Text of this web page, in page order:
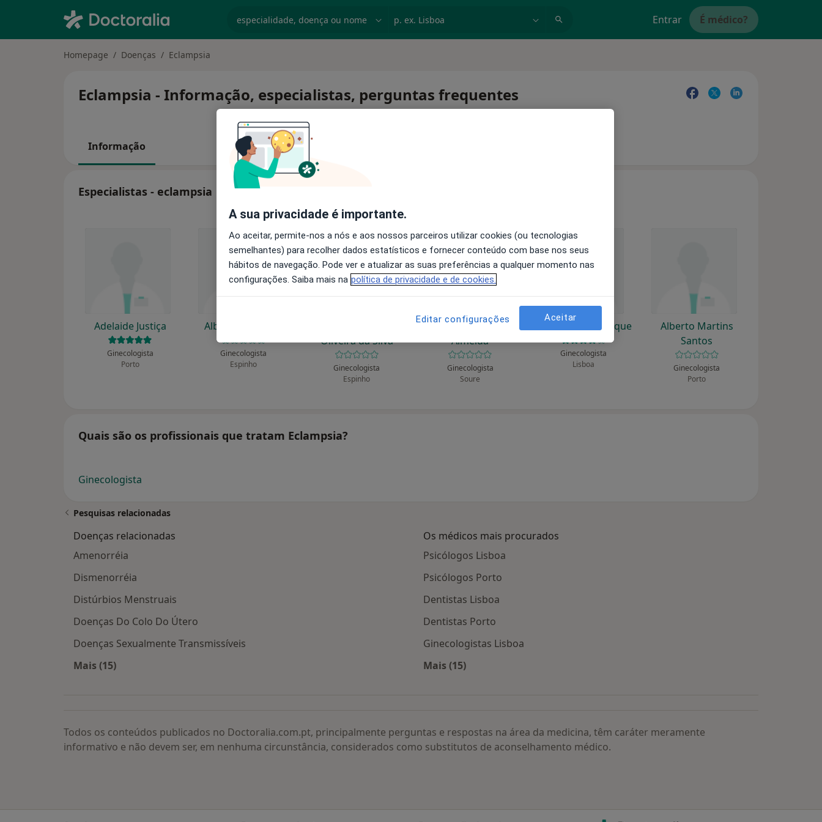
Entrar É médico?
Homepage Doenças Eclampsia
Eclampsia - Informação, especialistas, perguntas frequentes
Informação
Especialistas - eclampsia
Adelaide Justiça
Ginecologista
Porto
Alberto Custódio
Ginecologista
Espinho
Oliveira da Silva
Ginecologista
Espinho
Alberto J A Tomás
Almeida
Ginecologista
Soure
Alberto M S Fradique
Ginecologista
Lisboa
Alberto Martins
Santos
Ginecologista
Porto
Quais são os profissionais que tratam Eclampsia?
Ginecologista
Pesquisas relacionadas
Doenças relacionadas
Amenorréia
Dismenorréia
Distúrbios Menstruais
Doenças Do Colo Do Útero
Doenças Sexualmente Transmissíveis
Mais (15)
Os médicos mais procurados
Psicólogos Lisboa
Psicólogos Porto
Dentistas Lisboa
Dentistas Porto
Ginecologistas Lisboa
Mais (15)
Todos os conteúdos publicados no Doctoralia.com.pt, principalmente perguntas e respostas na área da medicina, têm caráter meramente
informativo e não devem ser, em nenhuma circunstância, considerados como substitutos de aconselhamento médico.
A sua privacidade é importante.
Ao aceitar, permite-nos a nós e aos nossos parceiros utilizar cookies (ou tecnologias
semelhantes) para recolher dados estatísticos e fornecer conteúdo com base nos seus
hábitos de navegação. Pode ver e atualizar as suas preferências a qualquer momento nas
configurações. Saiba mais na política de privacidade e de cookies.
Editar configurações Aceitar